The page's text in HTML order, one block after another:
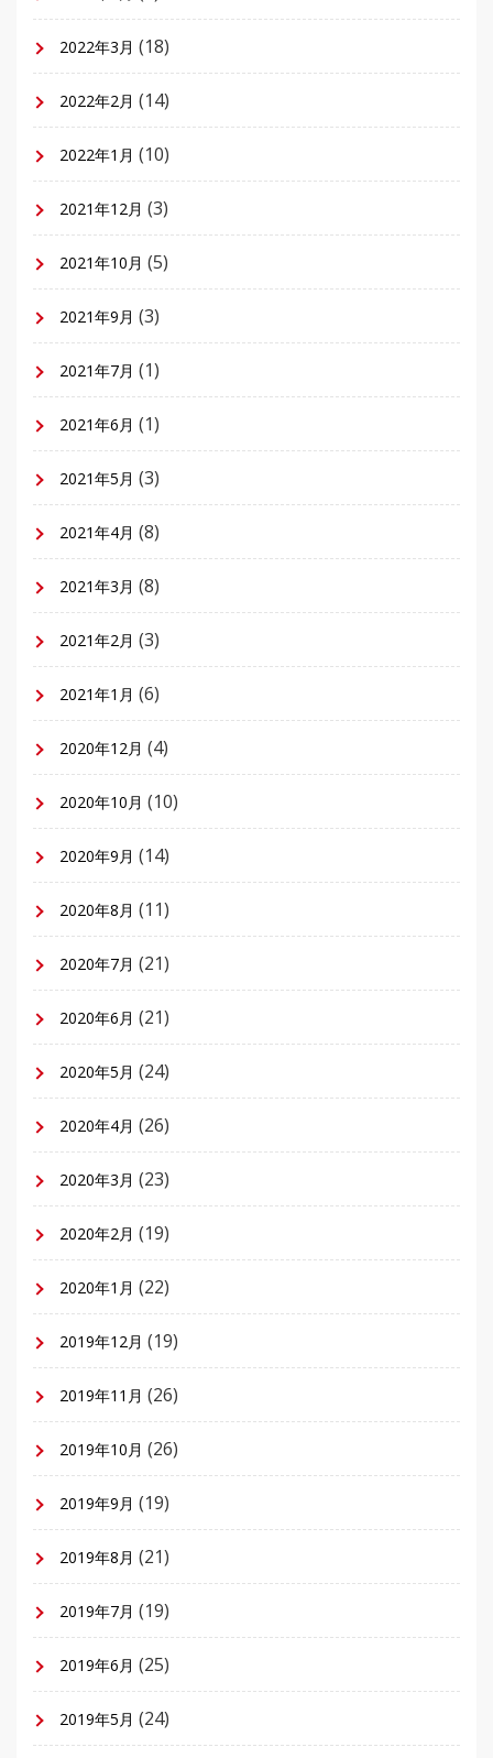
2022年3月 (18)
2022年2月 (14)
2022年1月 (10)
2021年12月 (3)
2021年10月 (5)
2021年9月 (3)
2021年7月 (1)
2021年6月 (1)
2021年5月 (3)
2021年4月 (8)
2021年3月 (8)
2021年2月 (3)
2021年1月 (6)
2020年12月 (4)
2020年10月 (10)
2020年9月 (14)
2020年8月 (11)
2020年7月 (21)
2020年6月 (21)
2020年5月 (24)
2020年4月 (26)
2020年3月 (23)
2020年2月 (19)
2020年1月 (22)
2019年12月 (19)
2019年11月 (26)
2019年10月 (26)
2019年9月 (19)
2019年8月 (21)
2019年7月 (19)
2019年6月 (25)
2019年5月 (24)